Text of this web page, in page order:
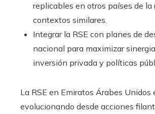
replicables en otros países de la
contextos similares.
Integrar la RSE con planes de
nacional para maximizar
inversión privada y políticas
La RSE en Emiratos Árabes Unidos
evolucionando desde acciones